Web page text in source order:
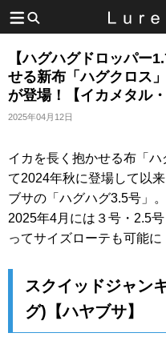
【ハグハグドロッパー
せる新布「ハグクロス
が登場！【イカメタル
2025年04月12日
イカを長く抱かせる布「
て2024年秋に登場して以
ブサの「ハグハグ3.5号」。
2025年4月には３号・2.5
ってサイズローテも可能に
スクイッドジャン
グ)【ハヤブサ】